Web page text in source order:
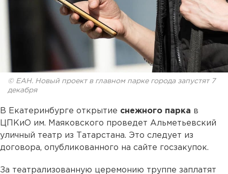
© ЕАН. Новый проект в главном парке города запустят 7
декабря
В Екатеринбурге открытие снежного парка в
ЦПКиО им. Маяковского проведет Альметьевский
уличный театр из Татарстана. Это следует из
договора, опубликованного на сайте госзакупок.
За театрализованную церемонию труппе заплатят